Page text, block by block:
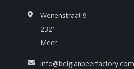
Wenenstraat 9
2321
Meer
info@belgianbeerfactory.com